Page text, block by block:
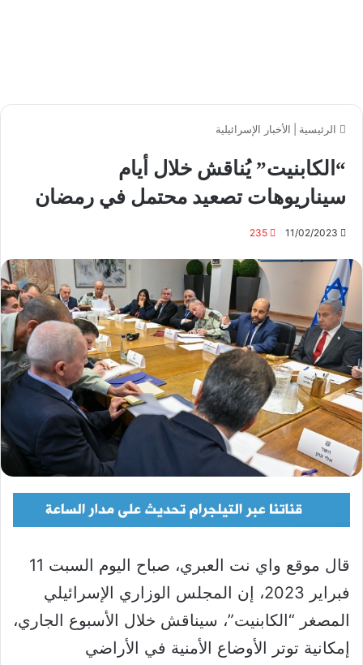
الرئيسية الأخبار الإسرائيلية
“الكابنيت” يُناقش خلال أيام
سيناريوهات تصعيد محتمل في رمضان
11/02/2023
235
قال موقع واي نت العبري، صباح اليوم السبت 11
فبراير 2023، إن المجلس الوزاري الإسرائيلي
المصغر “الكابنيت”، سيناقش خلال الأسبوع الجاري،
إمكانية توتر الأوضاع الأمنية في الأراضي